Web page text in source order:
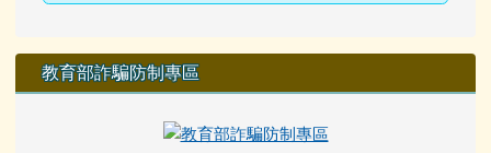
教育部詐騙防制專區